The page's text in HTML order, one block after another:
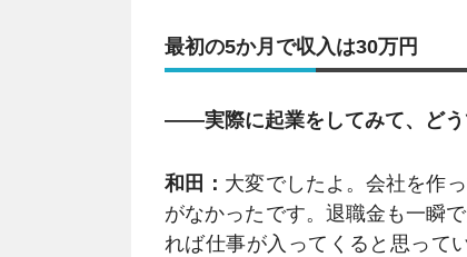
最初の5か月で収入は30万円
――実際に起業をしてみて、どう
和田： 大変でしたよ。会社を作
がなかったです。退職金も一瞬
れば仕事が入ってくると思って